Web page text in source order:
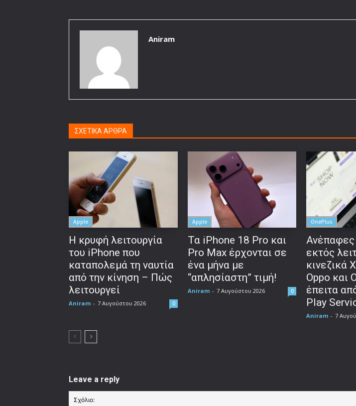
Aniram
ΣΧΕΤΙΚΑ ΑΡΘΡΑ
Apple
Η κρυφή λειτουργία
του iPhone που
καταπολεμά τη ναυτία
από την κίνηση – Πώς
λειτουργεί
Aniram - 7 Αυγούστου 2026 0
Apple
Τα iPhone 18 Pro και
Pro Max έρχονται σε
ένα μήνα με
“απλησίαστη” τιμή!
Aniram - 7 Αυγούστου 2026 0
OnePlus
εκτός
κινεζικά
Oppo και
έπειτα
Play
Aniram - 7
Leave a reply